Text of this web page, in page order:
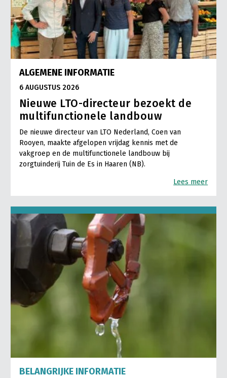
ALGEMENE INFORMATIE
6 AUGUSTUS 2026
Nieuwe LTO-directeur bezoekt de
multifunctionele landbouw
De nieuwe directeur van LTO Nederland, Coen van
Rooyen, maakte afgelopen vrijdag kennis met de
vakgroep en de multifunctionele landbouw bij
zorgtuinderij Tuin de Es in Haaren (NB).
Lees meer
BELANGRIJKE INFORMATIE